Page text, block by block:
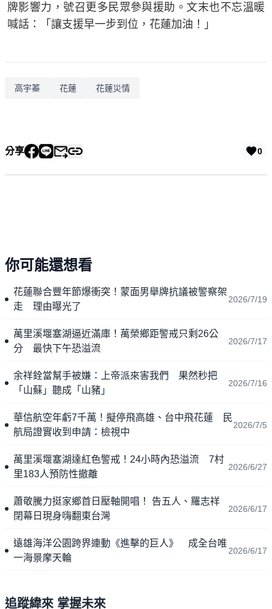
牌影響力，號召更多民眾參與援助。文末也不忘溫暖
喊話：「讓支援早一步到位，花蓮加油！」
高宇蓁 花蓮 花蓮災情
分享 0
你可能還想看
花蓮聯合豐年節爆衝突！蒙面男舉牌抗議被警察架
走 理由曝光了
2026/7/19
萬里溪堰塞湖逼近滿庫！萬榮鄉距警戒只剩26公
分 最快下午恐溢流
2026/7/17
余祥銓當幫手被嫌：上帝派來害我們 果然秒把
「山蘇」聽成「山豬」
2026/7/16
華信航空年虧7千萬！擬停飛高雄、台中飛花蓮 民
航局證實收到申請：檢視中
2026/7/5
萬里溪堰塞湖達紅色警戒！24小時內恐溢流 7村
里183人預防性撤離
2026/6/27
蕭敬騰力挺家鄉首日壓軸開唱！ 告五人、羅志祥
閉幕日現身嗨翻東台灣
2026/6/17
遠雄海洋公園跨界連動《進擊的巨人》 成全台唯
一海景摩天輪
2026/6/17
追蹤緯來 掌握未來